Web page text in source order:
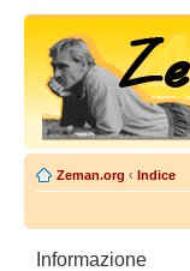
Zeman.org ‹ Indice
Informazione